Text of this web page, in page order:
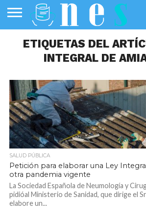
PÚBLICA
SANIDAD
INVESTIGACIÓN
ENTREVISTAS
PROFESIONALES
DE LA SALUD
INFOGRAFÍAS
DE SALUD
OPINIÓN
ETIQUETAS DEL
INTEGRAL DE
SALUD PÚBLICA
Petición para elaborar una Ley
otra pandemia vigente
La Sociedad Española de Neumología y
pidióal Ministerio de Sanidad, que dirige el
elabore un...